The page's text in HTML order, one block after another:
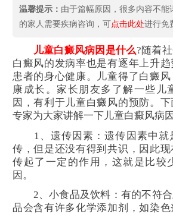
温馨提示： 由于篇幅原因，很多内容不能
的家人需要疾病咨询，可点击此处进行免
儿童白癜风病因是什么?随着
白癜风的发病率也是有逐年上升
患者的身心健康。儿童得了白癜
康成长。家长朋友多了解一些儿
因，有利于儿童白癜风的预防。下
专家为大家讲解一下儿童白癜风病
1、遗传因素：遗传因素中就
传，但是还没有得到共识，因此
传起了一定的作用，这就是比较
因。
2、小食品及饮料：有的不符合
品会含有许多化学添加剂，如染